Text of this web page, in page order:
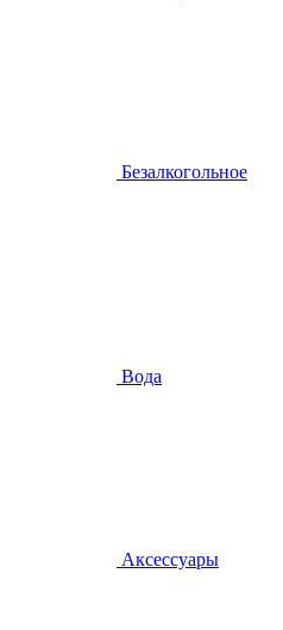
Безалкогольное
Вода
Аксессуары